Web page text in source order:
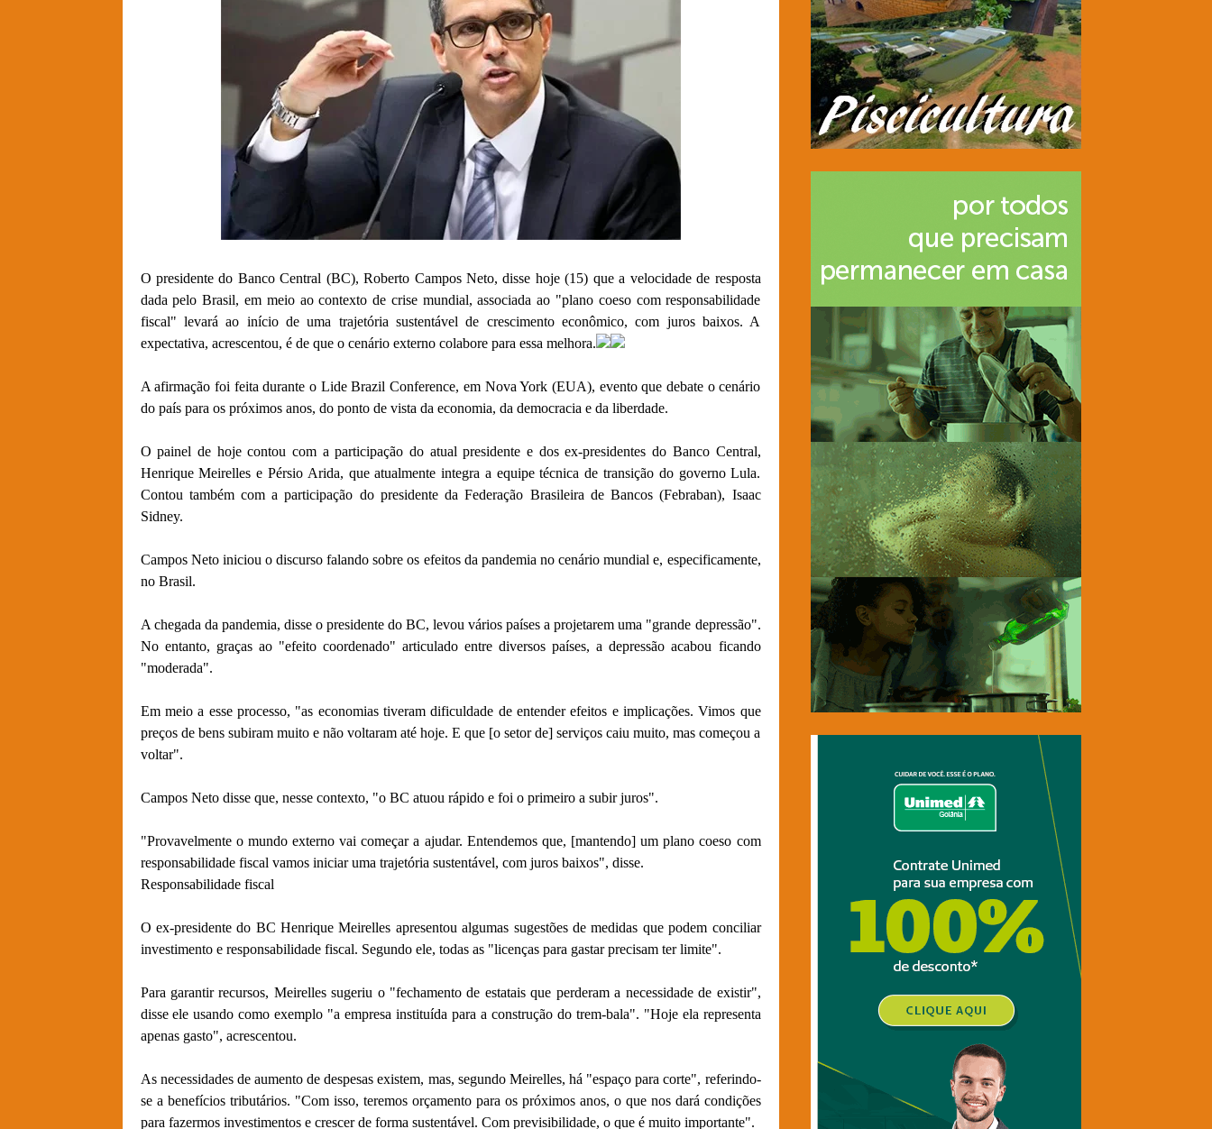
O presidente do Banco Central (BC), Roberto Campos Neto, disse hoje (15) que a velocidade de resposta
dada pelo Brasil, em meio ao contexto de crise mundial, associada ao "plano coeso com responsabilidade
fiscal" levará ao início de uma trajetória sustentável de crescimento econômico, com juros baixos. A
expectativa, acrescentou, é de que o cenário externo colabore para essa melhora.
A afirmação foi feita durante o Lide Brazil Conference, em Nova York (EUA), evento que debate o cenário
do país para os próximos anos, do ponto de vista da economia, da democracia e da liberdade.
O painel de hoje contou com a participação do atual presidente e dos ex-presidentes do Banco Central,
Henrique Meirelles e Pérsio Arida, que atualmente integra a equipe técnica de transição do governo Lula.
Contou também com a participação do presidente da Federação Brasileira de Bancos (Febraban), Isaac
Sidney.
Campos Neto iniciou o discurso falando sobre os efeitos da pandemia no cenário mundial e, especificamente,
no Brasil.
A chegada da pandemia, disse o presidente do BC, levou vários países a projetarem uma "grande depressão".
No entanto, graças ao "efeito coordenado" articulado entre diversos países, a depressão acabou ficando
"moderada".
Em meio a esse processo, "as economias tiveram dificuldade de entender efeitos e implicações. Vimos que
preços de bens subiram muito e não voltaram até hoje. E que [o setor de] serviços caiu muito, mas começou a
voltar".
Campos Neto disse que, nesse contexto, "o BC atuou rápido e foi o primeiro a subir juros".
"Provavelmente o mundo externo vai começar a ajudar. Entendemos que, [mantendo] um plano coeso com
responsabilidade fiscal vamos iniciar uma trajetória sustentável, com juros baixos", disse.
Responsabilidade fiscal
O ex-presidente do BC Henrique Meirelles apresentou algumas sugestões de medidas que podem conciliar
investimento e responsabilidade fiscal. Segundo ele, todas as "licenças para gastar precisam ter limite".
Para garantir recursos, Meirelles sugeriu o "fechamento de estatais que perderam a necessidade de existir",
disse ele usando como exemplo "a empresa instituída para a construção do trem-bala". "Hoje ela representa
apenas gasto", acrescentou.
As necessidades de aumento de despesas existem, mas, segundo Meirelles, há "espaço para corte", referindo-
se a benefícios tributários. "Com isso, teremos orçamento para os próximos anos, o que nos dará condições
para fazermos investimentos e crescer de forma sustentável. Com previsibilidade, o que é muito importante".